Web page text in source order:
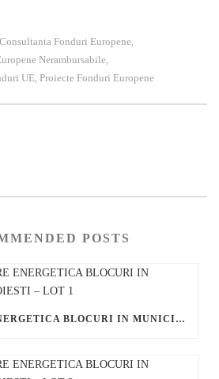
Consultanta Fonduri Europene,
Nerambursabile,
UE, Proiecte Fonduri Europene
POSTS
EFICIENTIZARE ENERGETICA BLOCURI IN MUNICIPIUL PLOIESTI – LOT 1